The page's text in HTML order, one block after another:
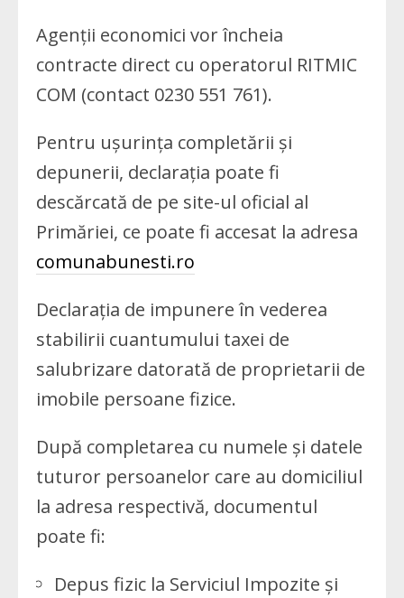
Agenții economici vor încheia
contracte direct cu operatorul RITMIC
COM (contact 0230 551 761).
Pentru ușurința completării și
depunerii, declarația poate fi
descărcată de pe site-ul oficial al
Primăriei, ce poate fi accesat la adresa
comunabunesti.ro
Declarația de impunere în vederea
stabilirii cuantumului taxei de
salubrizare datorată de proprietarii de
imobile persoane fizice.
După completarea cu numele şi datele
tuturor persoanelor care au domiciliul
la adresa respectivă, documentul
poate fi:
Depus fizic la Serviciul Impozite și